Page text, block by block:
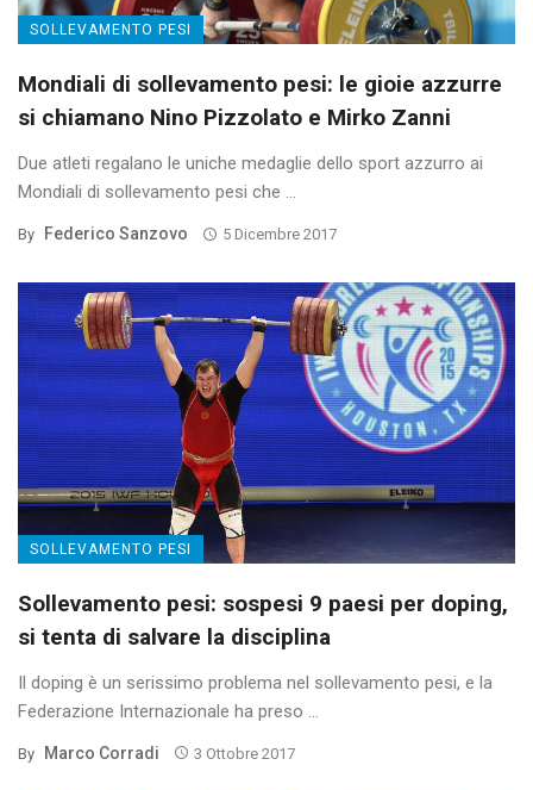
SOLLEVAMENTO PESI
Mondiali di sollevamento pesi: le gioie azzurre
si chiamano Nino Pizzolato e Mirko Zanni
Due atleti regalano le uniche medaglie dello sport azzurro ai
Mondiali di sollevamento pesi che ...
By Federico Sanzovo 5 Dicembre 2017
SOLLEVAMENTO PESI
Sollevamento pesi: sospesi 9 paesi per doping,
si tenta di salvare la disciplina
Il doping è un serissimo problema nel sollevamento pesi, e la
Federazione Internazionale ha preso ...
By Marco Corradi 3 Ottobre 2017